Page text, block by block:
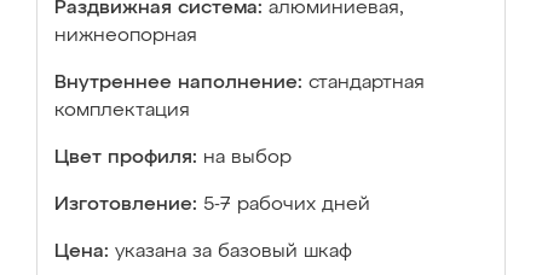
Раздвижная система: алюминиевая,
нижнеопорная
Внутреннее наполнение: стандартная
комплектация
Цвет профиля: на выбор
Изготовление: 5-7 рабочих дней
Цена: указана за базовый шкаф